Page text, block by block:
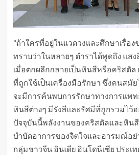
“ถ้าใครที่อยู่ในแวดวงและศึกษาเรื่อ
ทราบว่าในหลายๆ ตำราได้พูดถึง แส
เมื่อตกผลึกกลายเป็นหินสีหรือคริสตัล
ที่ถูกใช้เป็นเครื่องมือรักษา ซึ่งคนสมั
จะมีการค้นพบการรักษาทางการแพ
หินสีต่างๆ มีรังสีและรัศมีที่ถูกรวมไว้อ
ปัจจุบันนี้พลังงานของคริสตัลและหิน
บำบัดอาการของจิตใจและอารมณ์อย่
กลุ่มชาวจีน อินเดีย อินโดนีเซีย ประเ